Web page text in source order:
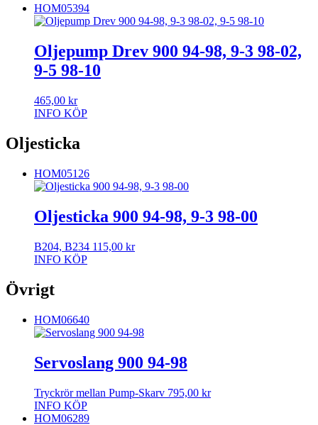
HOM05394
Oljepump Drev 900 94-98, 9-3 98-02,
9-5 98-10
465,00 kr
INFO KÖP
Oljesticka
HOM05126
Oljesticka 900 94-98, 9-3 98-00
B204, B234 115,00 kr
INFO KÖP
Övrigt
HOM06640
Servoslang 900 94-98
Tryckrör mellan Pump-Skarv 795,00 kr
INFO KÖP
HOM06289